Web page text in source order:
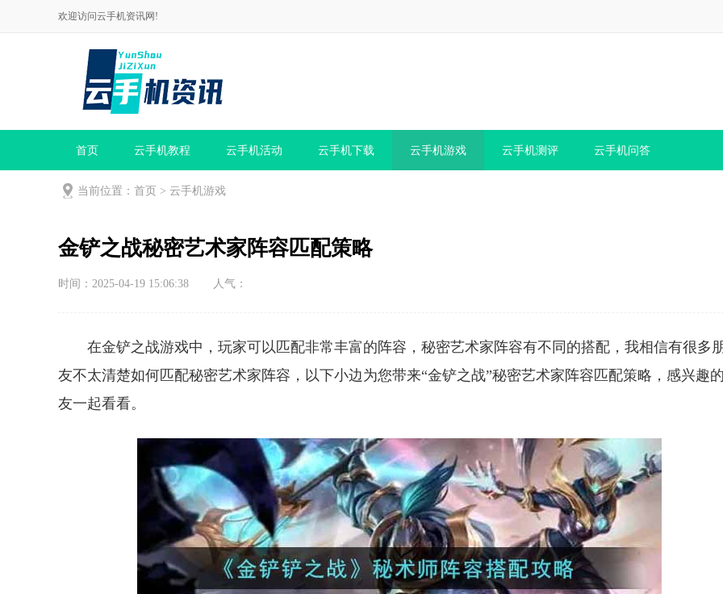
欢迎访问云手机资讯网!
首页 云手机教程 云手机活动 云手机下载 云手机游戏 云手机测评 云手机问答
当前位置： 首页 > 云手机游戏
金铲之战秘密艺术家阵容匹配策略
时间：2025-04-19 15:06:38 人气：
在金铲之战游戏中，玩家可以匹配非常丰富的阵容，秘密艺术家阵容有不同的搭配，我相信有很多
友不太清楚如何匹配秘密艺术家阵容，以下小边为您带来“金铲之战”秘密艺术家阵容匹配策略，感兴趣
友一起看看。